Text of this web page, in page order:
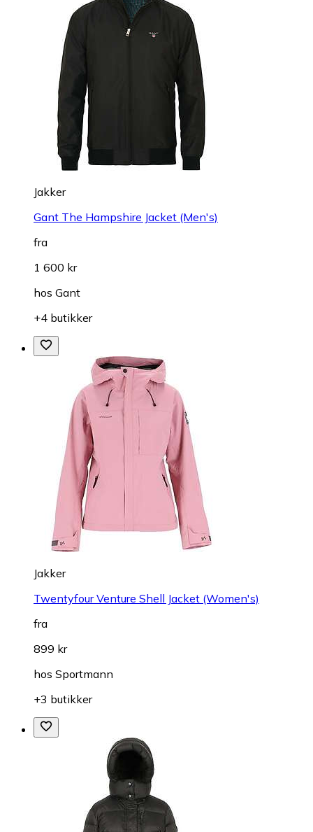
Jakker
Gant The Hampshire Jacket (Men's)
fra
1 600 kr
hos Gant
+4 butikker
Jakker
Twentyfour Venture Shell Jacket (Women's)
fra
899 kr
hos Sportmann
+3 butikker